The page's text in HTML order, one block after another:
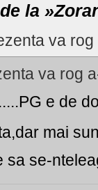
la
va
va rog
e de
mai
sa se-